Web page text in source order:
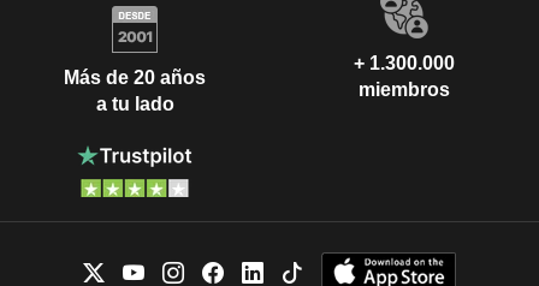
Más de 20 años
a tu lado
+ 1.300.000
miembros